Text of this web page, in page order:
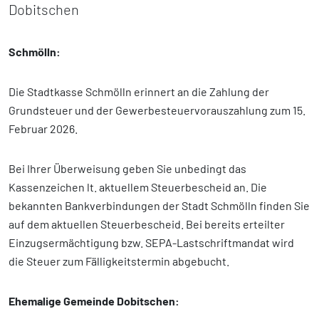
Dobitschen
Schmölln:
Die Stadtkasse Schmölln erinnert an die Zahlung der
Grundsteuer und der Gewerbesteuervorauszahlung zum 15.
Februar 2026.
Bei Ihrer Überweisung geben Sie unbedingt das
Kassenzeichen lt. aktuellem Steuerbescheid an. Die
bekannten Bankverbindungen der Stadt Schmölln finden Sie
auf dem aktuellen Steuerbescheid. Bei bereits erteilter
Einzugsermächtigung bzw. SEPA-Lastschriftmandat wird
die Steuer zum Fälligkeitstermin abgebucht.
Ehemalige Gemeinde Dobitschen: